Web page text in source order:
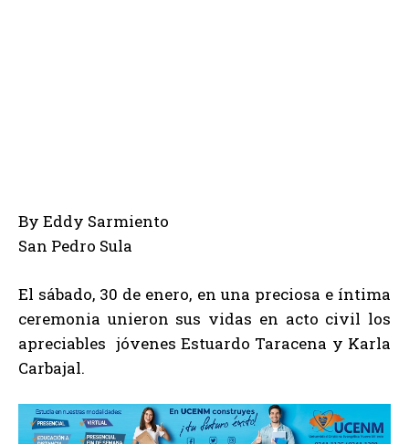
By Eddy Sarmiento
San Pedro Sula
El sábado, 30 de enero, en una preciosa e íntima
ceremonia unieron sus vidas en acto civil los
apreciables jóvenes Estuardo Taracena y Karla
Carbajal.